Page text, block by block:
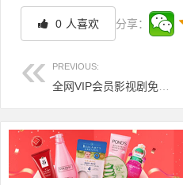
0 人喜欢 分享：
PREVIOUS:
文章导航